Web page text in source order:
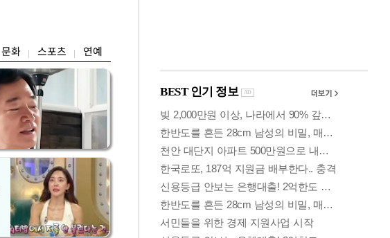
문화 스포츠 연예